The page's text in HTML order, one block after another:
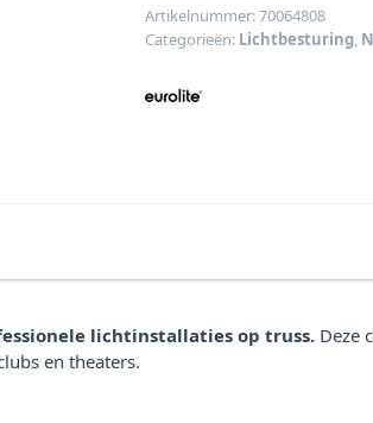
Artikelnummer:70064808
Categorieën: Lichtbesturing
lichtinstallaties op truss. Deze
en theaters.